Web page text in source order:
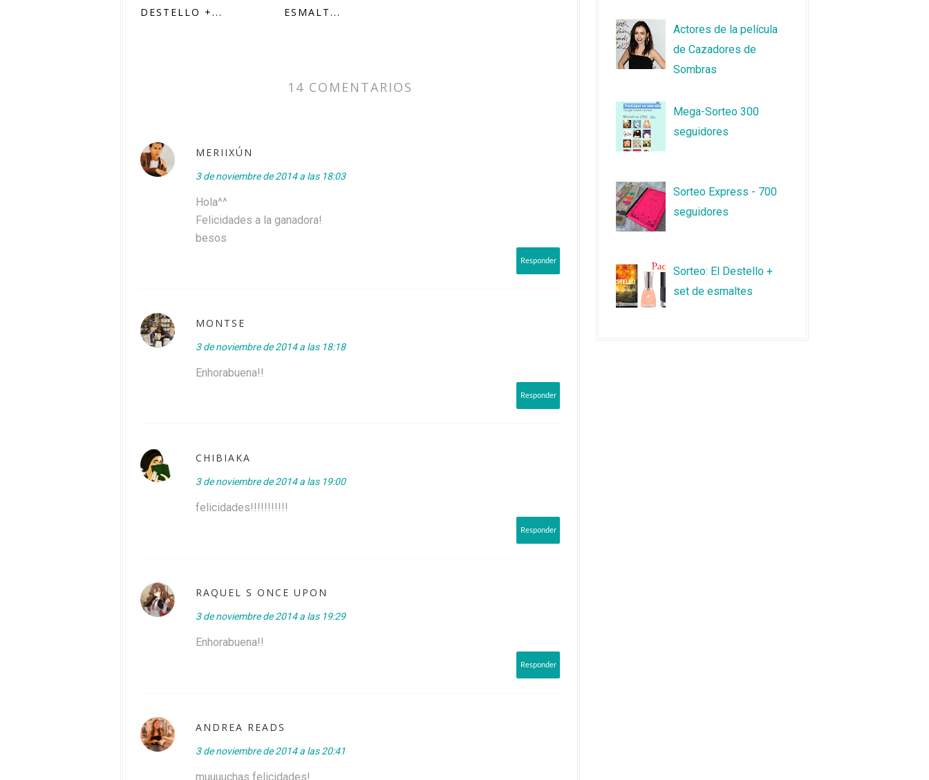
DESTELLO +...
ESMALT...
14 COMENTARIOS
MERIIXÚN
3 de noviembre de 2014 a las 18:03
Hola^^
Felicidades a la ganadora!
besos
Responder
MONTSE
3 de noviembre de 2014 a las 18:18
Enhorabuena!!
Responder
CHIBIAKA
3 de noviembre de 2014 a las 19:00
felicidades!!!!!!!!!!!
Responder
RAQUEL S ONCE UPON
3 de noviembre de 2014 a las 19:29
Enhorabuena!!
Responder
ANDREA READS
3 de noviembre de 2014 a las 20:41
muuuuchas felicidades!
Actores de la película
de Cazadores de
Sombras
Mega-Sorteo 300
seguidores
Sorteo Express - 700
seguidores
Sorteo: El Destello +
set de esmaltes